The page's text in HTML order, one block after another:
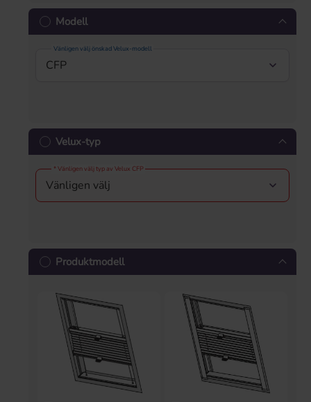
Modell
Vänligen välj önskad Velux-modell
Velux-typ
* Vänligen välj typ av Velux CFP
Produktmodell